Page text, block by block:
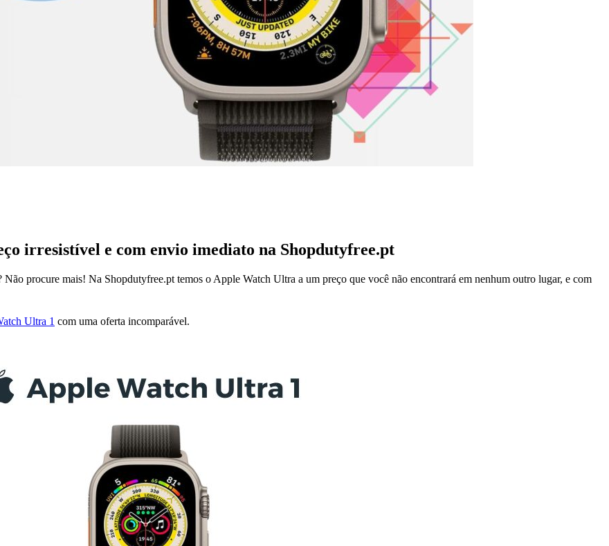
irresistível e com envio imediato na Shopdutyfree.pt
procure mais! Na Shopdutyfree.pt temos o Apple Watch Ultra a um preço que você não encontrará em nenhum outro lugar, e com
Ultra 1 com uma oferta incomparável.